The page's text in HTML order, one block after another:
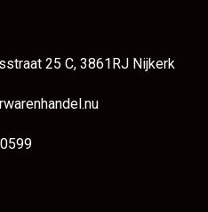
25 C, 3861RJ Nijkerk